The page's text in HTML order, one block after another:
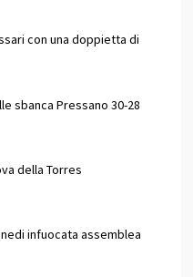
con una doppietta di
sbanca Pressano 30-28
della Torres
infuocata assemblea